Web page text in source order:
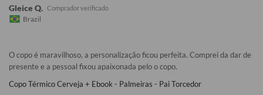
Gleice Q.
Brazil
O copo é maravilhoso, a personalização ficou perfeita. Comprei da dar de
presente e a pessoal fixou apaixonada pelo o copo.
Copo Térmico Cerveja + Ebook - Palmeiras - Pai Torcedor